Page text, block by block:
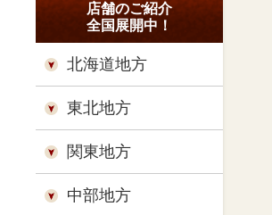
店舗のご紹介
全国展開中！
北海道地方
東北地方
関東地方
中部地方